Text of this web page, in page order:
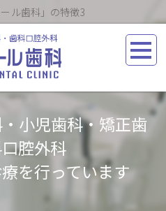
ル歯科」の特徴3
小児歯科・矯正歯
腔外科
を行っています